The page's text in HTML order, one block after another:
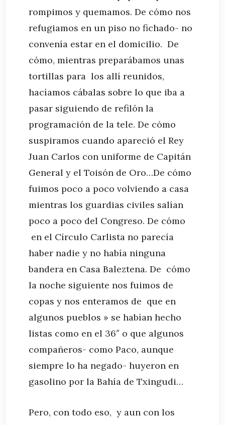
rompimos y quemamos. De cómo nos
refugiamos en un piso no fichado- no
convenía estar en el domicilio. De
cómo, mientras preparábamos unas
tortillas para los allí reunidos,
hacíamos cábalas sobre lo que iba a
pasar siguiendo de refilón la
programación de la tele. De cómo
suspiramos cuando apareció el Rey
Juan Carlos con uniforme de Capitán
General y el Toisón de Oro…De cómo
fuimos poco a poco volviendo a casa
mientras los guardias civiles salían
poco a poco del Congreso. De cómo
en el Círculo Carlista no parecía
haber nadie y no había ninguna
bandera en Casa Baleztena. De cómo
la noche siguiente nos fuimos de
copas y nos enteramos de que en
algunos pueblos » se habían hecho
listas como en el 36″ o que algunos
compañeros- como Paco, aunque
siempre lo ha negado- huyeron en
gasolino por la Bahía de Txingudi…
Pero, con todo eso, y aun con los